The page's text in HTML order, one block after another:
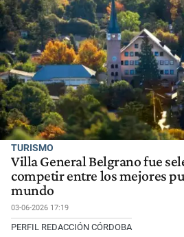
TURISMO
Villa General Belgrano fue
competir entre los mejores
mundo
03-06-2026 17:19
PERFIL REDACCIÓN CÓRDOBA